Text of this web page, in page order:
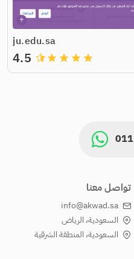
ju.edu.sa
grade
grade
grade
grade
4.5
تواصل معنا
info@akwad.sa
السعودية، الرياض
السعودية، المنطقة الشرقية